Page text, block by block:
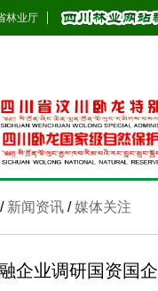
林业厅
/ 新闻资讯 /媒体关注
企业调研国资国